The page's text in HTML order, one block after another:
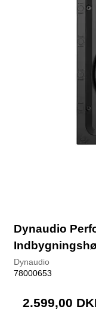
Dynaudio
Dynaudio
78000653
2.599,00